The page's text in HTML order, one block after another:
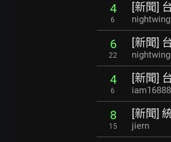
4
6
[新聞]
nightwing
6
22
[新聞]
nightwing
4
6
[新聞]
8
15
[新聞]
jiern